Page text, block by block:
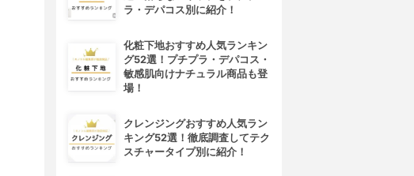
ラ・デパコス別に紹介！
化粧下地おすすめ人気ランキン
グ52選！プチプラ・デパコス・
敏感肌向けナチュラル商品も登
場！
クレンジングおすすめ人気ラン
キング52選！徹底調査してテク
スチャータイプ別に紹介！